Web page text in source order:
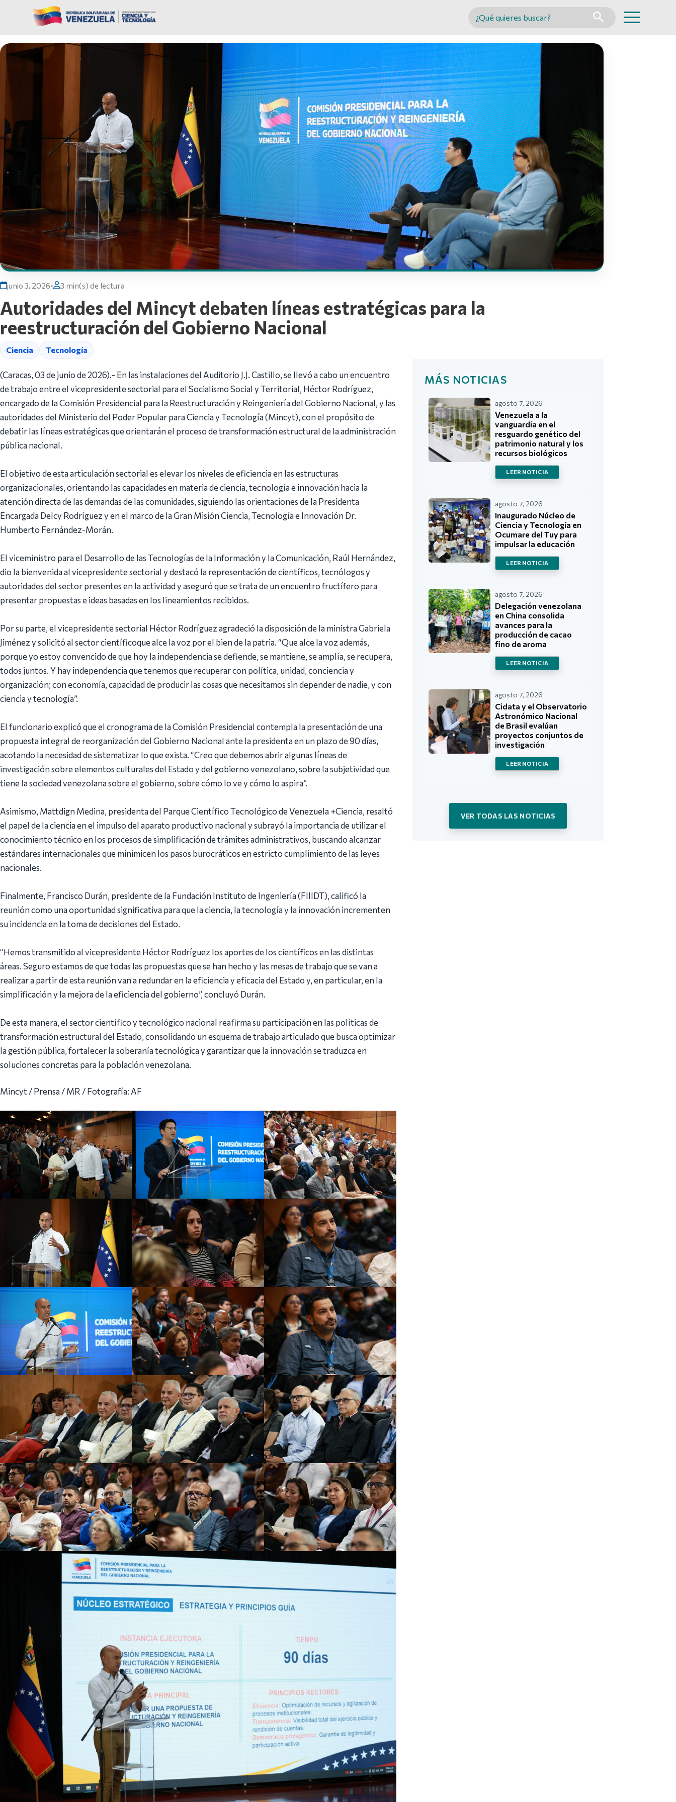
Buscar en MINCYT
junio 3, 2026• 3 min(s) de lectura
Autoridades del Mincyt debaten líneas estratégicas para la
reestructuración del Gobierno Nacional
Ciencia Tecnología
(Caracas, 03 de junio de 2026).- En las instalaciones del Auditorio J.J. Castillo, se llevó a cabo un encuentro
de trabajo entre el vicepresidente sectorial para el Socialismo Social y Territorial, Héctor Rodríguez,
encargado de la Comisión Presidencial para la Reestructuración y Reingeniería del Gobierno Nacional, y las
autoridades del Ministerio del Poder Popular para Ciencia y Tecnología (Mincyt), con el propósito de
debatir las líneas estratégicas que orientarán el proceso de transformación estructural de la administración
pública nacional.
El objetivo de esta articulación sectorial es elevar los niveles de eficiencia en las estructuras
organizacionales, orientando las capacidades en materia de ciencia, tecnología e innovación hacia la
atención directa de las demandas de las comunidades, siguiendo las orientaciones de la Presidenta
Encargada Delcy Rodríguez y en el marco de la Gran Misión Ciencia, Tecnología e Innovación Dr.
Humberto Fernández-Morán.
El viceministro para el Desarrollo de las Tecnologías de la Información y la Comunicación, Raúl Hernández,
dio la bienvenida al vicepresidente sectorial y destacó la representación de científicos, tecnólogos y
autoridades del sector presentes en la actividad y aseguró que se trata de un encuentro fructífero para
presentar propuestas e ideas basadas en los lineamientos recibidos.
Por su parte, el vicepresidente sectorial Héctor Rodríguez agradeció la disposición de la ministra Gabriela
Jiménez y solicitó al sector científicoque alce la voz por el bien de la patria. “Que alce la voz además,
porque yo estoy convencido de que hoy la independencia se defiende, se mantiene, se amplía, se recupera,
todos juntos. Y hay independencia que tenemos que recuperar con política, unidad, conciencia y
organización; con economía, capacidad de producir las cosas que necesitamos sin depender de nadie, y con
ciencia y tecnología”.
El funcionario explicó que el cronograma de la Comisión Presidencial contempla la presentación de una
propuesta integral de reorganización del Gobierno Nacional ante la presidenta en un plazo de 90 días,
acotando la necesidad de sistematizar lo que exista. “Creo que debemos abrir algunas líneas de
investigación sobre elementos culturales del Estado y del gobierno venezolano, sobre la subjetividad que
tiene la sociedad venezolana sobre el gobierno, sobre cómo lo ve y cómo lo aspira”.
Asimismo, Mattdign Medina, presidenta del Parque Científico Tecnológico de Venezuela +Ciencia, resaltó
el papel de la ciencia en el impulso del aparato productivo nacional y subrayó la importancia de utilizar el
conocimiento técnico en los procesos de simplificación de trámites administrativos, buscando alcanzar
estándares internacionales que minimicen los pasos burocráticos en estricto cumplimiento de las leyes
nacionales.
Finalmente, Francisco Durán, presidente de la Fundación Instituto de Ingeniería (FIIIDT), calificó la
reunión como una oportunidad significativa para que la ciencia, la tecnología y la innovación incrementen
su incidencia en la toma de decisiones del Estado.
“Hemos transmitido al vicepresidente Héctor Rodríguez los aportes de los científicos en las distintas
áreas. Seguro estamos de que todas las propuestas que se han hecho y las mesas de trabajo que se van a
realizar a partir de esta reunión van a redundar en la eficiencia y eficacia del Estado y, en particular, en la
simplificación y la mejora de la eficiencia del gobierno”, concluyó Durán.
De esta manera, el sector científico y tecnológico nacional reafirma su participación en las políticas de
transformación estructural del Estado, consolidando un esquema de trabajo articulado que busca optimizar
la gestión pública, fortalecer la soberanía tecnológica y garantizar que la innovación se traduzca en
soluciones concretas para la población venezolana.
Mincyt / Prensa / MR / Fotografía: AF
MÁS NOTICIAS
agosto 7, 2026
Venezuela a la
vanguardia en el
resguardo genético del
patrimonio natural y los
recursos biológicos
LEER NOTICIA
agosto 7, 2026
Inaugurado Núcleo de
Ciencia y Tecnología en
Ocumare del Tuy para
impulsar la educación
LEER NOTICIA
agosto 7, 2026
Delegación venezolana
en China consolida
avances para la
producción de cacao
fino de aroma
LEER NOTICIA
agosto 7, 2026
Cidata y el Observatorio
Astronómico Nacional
de Brasil evalúan
proyectos conjuntos de
investigación
LEER NOTICIA
VER TODAS LAS NOTICIAS